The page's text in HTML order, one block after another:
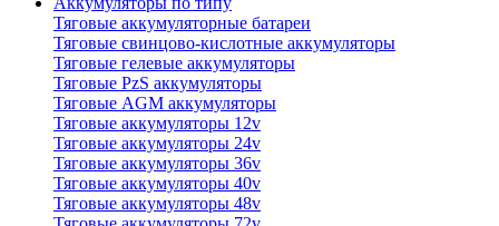
Тяговые аккумуляторные батареи
Тяговые свинцово-кислотные аккумуляторы
Тяговые гелевые аккумуляторы
Тяговые PzS аккумуляторы
Тяговые AGM аккумуляторы
Тяговые аккумуляторы 12v
Тяговые аккумуляторы 24v
Тяговые аккумуляторы 36v
Тяговые аккумуляторы 40v
Тяговые аккумуляторы 48v